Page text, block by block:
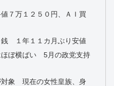
７万１２５０円、ＡＩ買
銭 １年１１カ月ぶり安値
ほぼ横ばい 5月の政党支持
対象 現在の女性皇族、身